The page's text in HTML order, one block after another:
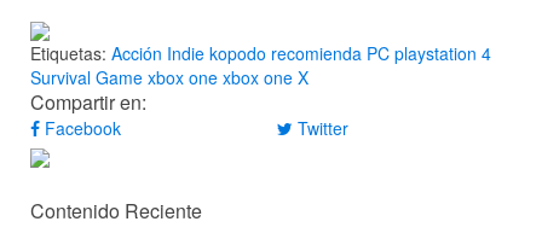
Etiquetas: Acción Indie kopodo recomienda PC playstation 4
Survival Game xbox one xbox one X
Compartir en:
Facebook Twitter
Contenido Reciente